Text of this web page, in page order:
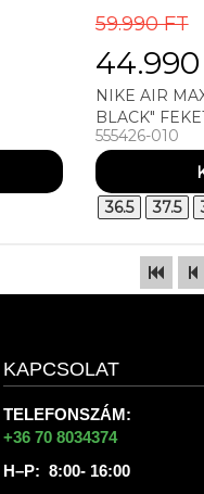
59.990 FT
44.990
NIKE AIR
BLACK"
555426-010
36.5 37.5
KAPCSOLAT
TELEFONSZÁM:
+36 70 8034374
H–P: 8:00- 16:00